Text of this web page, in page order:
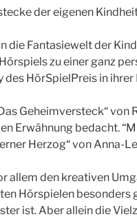
der eigenen
die Fantasiewelt der
zu einer ganz
des HörSpielPreis in
Geheimversteck“
Erwähnung bedacht.
Herzog“ von Anna-
allem den kreativen
Hörspielen
ist. Aber allein die